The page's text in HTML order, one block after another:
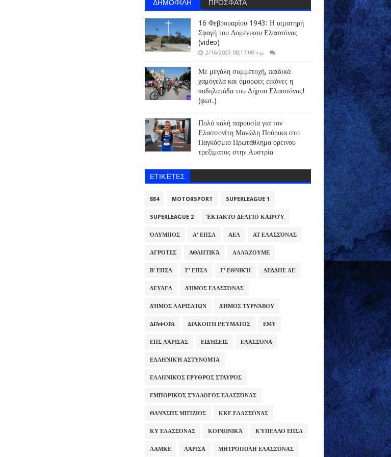
16 Φεβρουαρίου 1943: Η αιματηρή
Σφαγή του Δομένικου Ελασσόνας
(video)
2/16/2023 08:17:00 π.μ.
Με μεγάλη συμμετοχή, παιδικά
χαμόγελα και όμορφες εικόνες η
ποδηλατάδα του Δήμου Ελασσόνας!
(φωτ.)
Πολύ καλή παρουσία για τον
Ελασσονίτη Μανώλη Πούρικα στο
Παγκόσμιο Πρωτάθλημα ορεινού
τρεξίματος στην Αυστρία
ΕΤΙΚΈΤΕΣ
884 MOTORSPORT SUPERLEAGUE 1
SUPERLEAGUE 2 ΈΚΤΑΚΤΟ ΔΕΛΤΊΟ ΚΑΙΡΟΎ
ΌΛΥΜΠΟΣ Α' ΕΠΣΛ ΑΕΛ ΑΤ ΕΛΑΣΣΌΝΑΣ
ΑΓΡΌΤΕΣ ΑΘΛΗΤΙΚΆ ΑΛΛΆΖΟΥΜΕ
Β' ΕΠΣΛ Γ' ΕΠΣΛ Γ' ΕΘΝΙΚΉ ΔΕΔΔΗΕ ΑΕ
ΔΕΥΑΕΛ ΔΉΜΟΣ ΕΛΑΣΣΌΝΑΣ
ΔΉΜΟΣ ΛΑΡΙΣΑΊΩΝ ΔΉΜΟΣ ΤΥΡΝΆΒΟΥ
ΔΙΆΦΟΡΑ ΔΙΑΚΟΠΉ ΡΕΎΜΑΤΟΣ ΕΜΥ
ΕΠΣ ΛΆΡΙΣΑΣ ΕΙΔΉΣΕΙΣ ΕΛΑΣΣΌΝΑ
ΕΛΛΗΝΙΚΉ ΑΣΤΥΝΟΜΊΑ
ΕΛΛΗΝΙΚΌΣ ΕΡΥΘΡΌΣ ΣΤΑΥΡΌΣ
ΕΜΠΟΡΙΚΌΣ ΣΎΛΛΟΓΟΣ ΕΛΑΣΣΌΝΑΣ
ΘΑΝΆΣΗΣ ΜΠΊΖΙΟΣ ΚΚΕ ΕΛΑΣΣΌΝΑΣ
ΚΥ ΕΛΑΣΣΌΝΑΣ ΚΟΙΝΩΝΙΚΆ ΚΎΠΕΛΛΟ ΕΠΣΛ
ΛΑΜΚΕ ΛΆΡΙΣΑ ΜΗΤΡΌΠΟΛΗ ΕΛΑΣΣΌΝΑΣ